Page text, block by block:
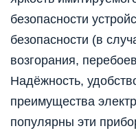
безопасности
безопасности (в
возгорания,
Надёжность,
преимущества
популярны эти